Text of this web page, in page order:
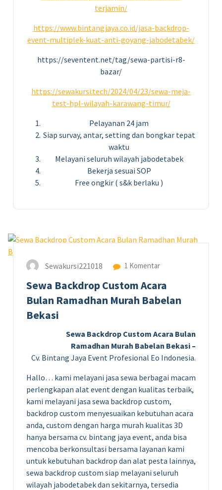
terjamin/
https://www.bintangjaya.co.id/jasa-backdrop-
event-multiplek-kuat-anti-goyang-jabodetabek/
https://seventent.net/tag/sewa-partisi-r8-
bazar/
https://sewakursi.tech/2024/04/23/sewa-meja-
test-hpl-wilayah-karawang-timur/
Pelayanan 24 jam
Siap survay, antar, setting dan bongkar tepat
waktu
Melayani seluruh wilayah jabodetabek
Bekerja sesuai SOP
Free ongkir ( s&k berlaku )
Sewakursi221018 1 Komentar
Sewa Backdrop Custom Acara
Bulan Ramadhan Murah Babelan
Bekasi
Sewa Backdrop Custom Acara Bulan
Ramadhan Murah Babelan Bekasi –
Cv. Bintang Jaya Event Profesional Eo Indonesia.
Hallo… kami melayani jasa sewa berbagai macam
perlengkapan alat event dengan kualitas terbaik,
kami melayani jasa sewa backdrop custom,
backdrop custom menyesuaikan kebutuhan acara
anda, custom dengan harga murah kualitas 3D
hanya bersama cv. bintang jaya event, anda bisa
mencoba berkonsultasi bersama layanan kami
untuk kebutuhan backdrop dan alat pesta lainnya,
sewa backdrop custom siap melayani seluruh
wilayah jabodetabek dan sekitarnya, tersedia